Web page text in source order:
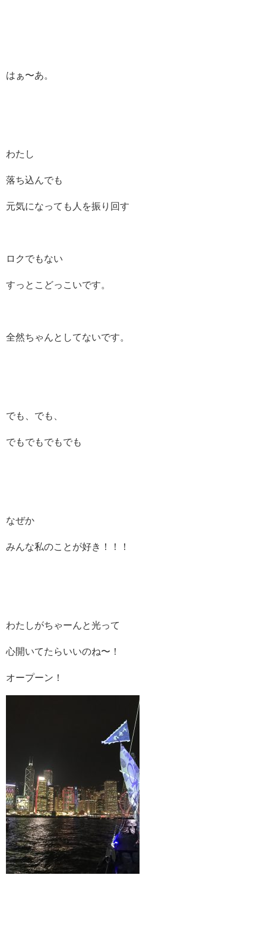
はぁ〜あ。
わたし
落ち込んでも
元気になっても人を振り回す
ロクでもない
すっとこどっこいです。
全然ちゃんとしてないです。
でも、でも、
でもでもでもでも
なぜか
みんな私のことが好き！！！
わたしがちゃーんと光って
心開いてたらいいのね〜！
オープーン！